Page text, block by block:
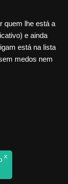
quem lhe está a
e ainda
está na lista
medos nem
x